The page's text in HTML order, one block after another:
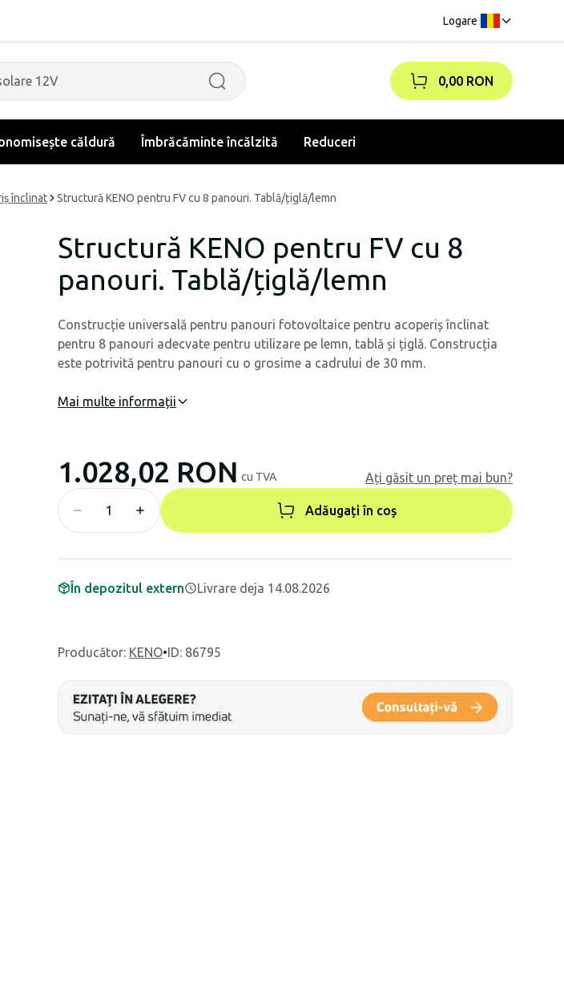
Logare
0,00 RON
căldură Îmbrăcăminte încălzită Reduceri
înclinat Structură KENO pentru FV cu 8 panouri. Tablă/țiglă/lemn
Structură KENO pentru FV cu 8
panouri. Tablă/țiglă/lemn
Construcție universală pentru panouri fotovoltaice pentru acoperiș înclinat
pentru 8 panouri adecvate pentru utilizare pe lemn, tablă și țiglă. Construcția
este potrivită pentru panouri cu o grosime a cadrului de 30 mm.
Mai multe informații
1.028,02 RON cu TVA Ați găsit un preț mai bun?
Adăugați în coș
În depozitul extern Livrare deja 14.08.2026
Producător: KENO•ID: 86795